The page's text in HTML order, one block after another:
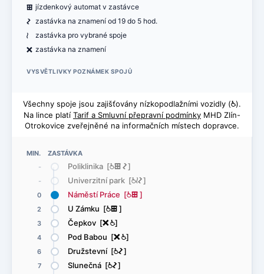
MIN. ZASTÁVKA
-
Poliklinika [@æó]
- Univerzitní park [@<ó]
0 Náměstí Práce [@æ]
2 U Zámku [@æ]
3 Čepkov [ë@]
4 Pod Babou [ë@]
6 Družstevní [@ó]
7 Slunečná [@ó]
æ jízdenkový automat v zastávce
ó zastávka na znamení od 19 do 5 hod.
< zastávka pro vybrané spoje
ë zastávka na znamení
VYSVĚTLIVKY POZNÁMEK SPOJŮ
Všechny spoje jsou zajišťovány nízkopodlažními vozidly (@).
Na lince platí Tarif a Smluvní přepravní podmínky MHD Zlín-
Otrokovice zveřejněné na informačních místech dopravce.